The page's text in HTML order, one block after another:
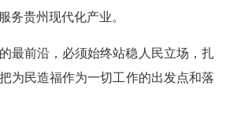
务贵州现代化产业。
最前沿，必须始终站稳人民立场，扎
为民造福作为一切工作的出发点和落